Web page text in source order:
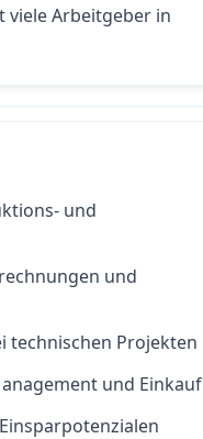
viele Arbeitgeber in
und
und
technischen Projekten
und Einkauf